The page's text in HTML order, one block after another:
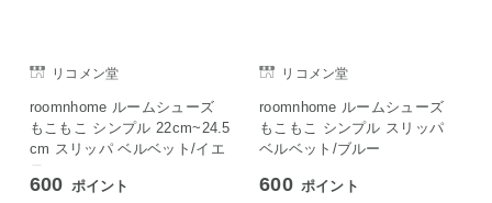
リコメン堂
roomnhome ルームシューズ
もこもこ シンプル 22cm~24.5
cm スリッパ ベルベット/イエ
ロー
600 ポイント
リコメン堂
roomnhome ルームシューズ
もこもこ シンプル スリッパ
ベルベット/ブルー
600 ポイント